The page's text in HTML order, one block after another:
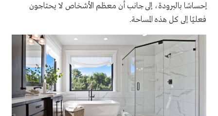
إحساسًا بالبرودة، إلى جانب أن معظم الأشخاص لا يحتاجون
فعليًا إلى كل هذه المساحة.